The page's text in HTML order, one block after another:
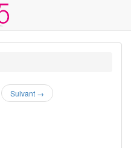
Suivant →